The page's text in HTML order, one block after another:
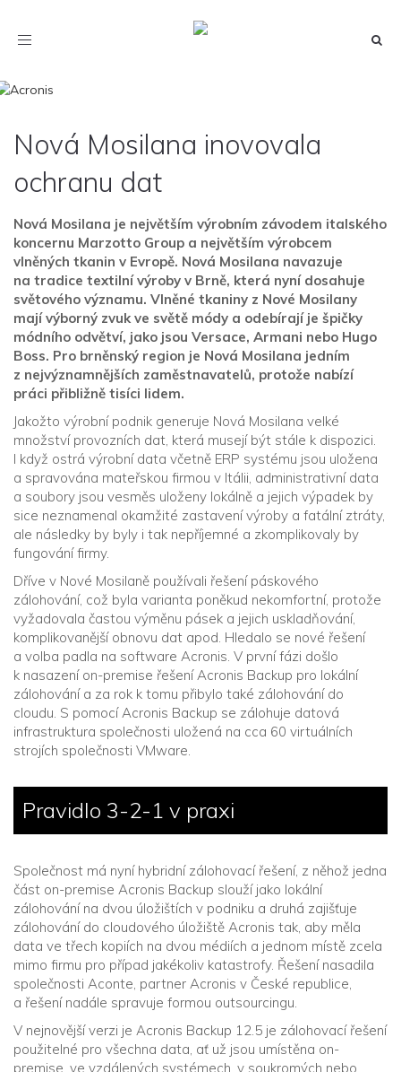
Toggle
Nová Mosilana inovovala
ochranu dat
Nová Mosilana je největším výrobním závodem italského
koncernu Marzotto Group a největším výrobcem
vlněných tkanin v Evropě. Nová Mosilana navazuje
na tradice textilní výroby v Brně, která nyní dosahuje
světového významu. Vlněné tkaniny z Nové Mosilany
mají výborný zvuk ve světě módy a odebírají je špičky
módního odvětví, jako jsou Versace, Armani nebo Hugo
Boss. Pro brněnský region je Nová Mosilana jedním
z nejvýznamnějších zaměstnavatelů, protože nabízí
práci přibližně tisíci lidem.
Jakožto výrobní podnik generuje Nová Mosilana velké
množství provozních dat, která musejí být stále k dispozici.
I když ostrá výrobní data včetně ERP systému jsou uložena
a spravována mateřskou firmou v Itálii, administrativní data
a soubory jsou vesměs uloženy lokálně a jejich výpadek by
sice neznamenal okamžité zastavení výroby a fatální ztráty,
ale následky by byly i tak nepříjemné a zkomplikovaly by
fungování firmy.
Dříve v Nové Mosilaně používali řešení páskového
zálohování, což byla varianta poněkud nekomfortní, protože
vyžadovala častou výměnu pásek a jejich uskladňování,
komplikovanější obnovu dat apod. Hledalo se nové řešení
a volba padla na software Acronis. V první fázi došlo
k nasazení on-premise řešení Acronis Backup pro lokální
zálohování a za rok k tomu přibylo také zálohování do
cloudu. S pomocí Acronis Backup se zálohuje datová
infrastruktura společnosti uložená na cca 60 virtuálních
strojích společnosti VMware.
Pravidlo 3-2-1 v praxi
Společnost má nyní hybridní zálohovací řešení, z něhož jedna
část on-premise Acronis Backup slouží jako lokální
zálohování na dvou úložištích v podniku a druhá zajišťuje
zálohování do cloudového úložiště Acronis tak, aby měla
data ve třech kopiích na dvou médiích a jednom místě zcela
mimo firmu pro případ jakékoliv katastrofy. Řešení nasadila
společnosti Aconte, partner Acronis v České republice,
a řešení nadále spravuje formou outsourcingu.
V nejnovější verzi je Acronis Backup 12.5 je zálohovací řešení
použitelné pro všechna data, ať už jsou umístěna on-
premise, ve vzdálených systémech, v soukromých nebo